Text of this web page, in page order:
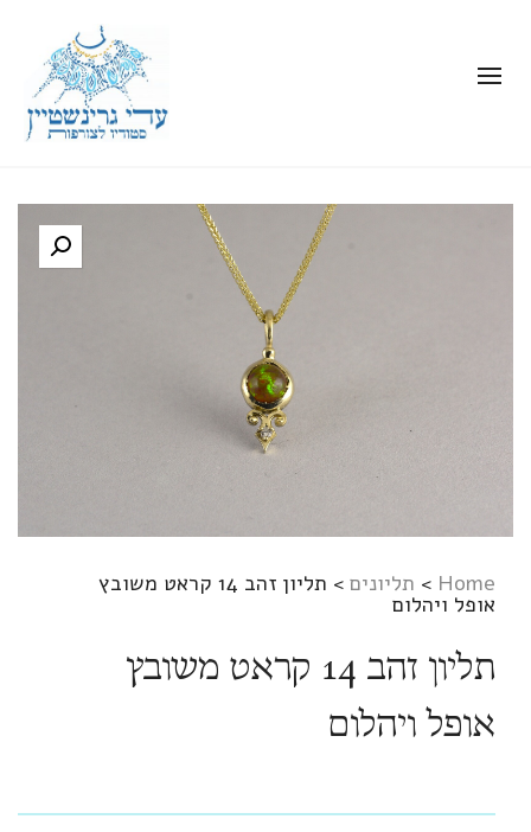
Home
> תליונים > תליון זהב 14 קראט משובץ
אופל ויהלום
תליון זהב 14 קראט משובץ
אופל ויהלום